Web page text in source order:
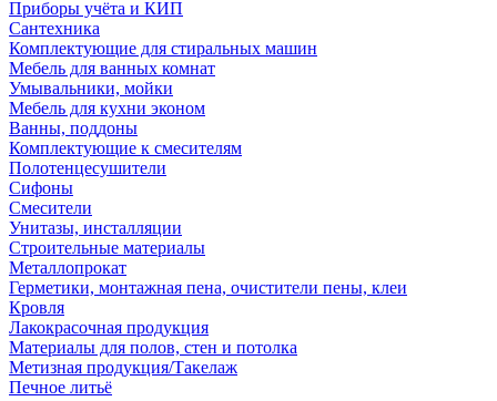
Приборы учёта и КИП
Сантехника
Комплектующие для стиральных машин
Мебель для ванных комнат
Умывальники, мойки
Мебель для кухни эконом
Ванны, поддоны
Комплектующие к смесителям
Полотенцесушители
Сифоны
Смесители
Унитазы, инсталляции
Строительные материалы
Металлопрокат
Герметики, монтажная пена, очистители пены, клеи
Кровля
Лакокрасочная продукция
Материалы для полов, стен и потолка
Метизная продукция/Такелаж
Печное литьё